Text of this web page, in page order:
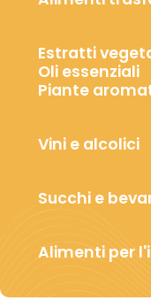
Estratti
Oli essenziali
Piante
Vini e alcolici
Succhi e
Alimenti per